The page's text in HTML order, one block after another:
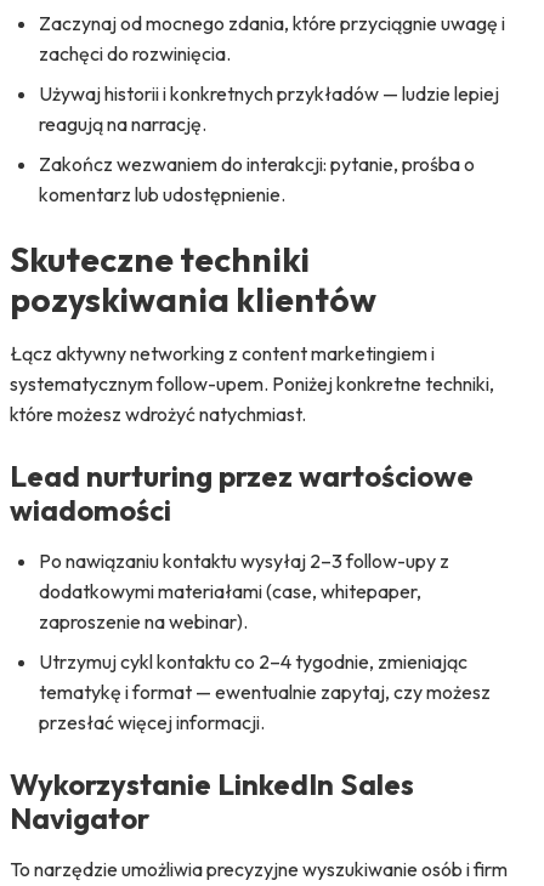
Zaczynaj od mocnego zdania, które przyciągnie uwagę i
zachęci do rozwinięcia.
Używaj historii i konkretnych przykładów — ludzie lepiej
reagują na narrację.
Zakończ wezwaniem do interakcji: pytanie, prośba o
komentarz lub udostępnienie.
Skuteczne techniki
pozyskiwania klientów
Łącz aktywny networking z content marketingiem i
systematycznym follow-upem. Poniżej konkretne techniki,
które możesz wdrożyć natychmiast.
Lead nurturing przez wartościowe
wiadomości
Po nawiązaniu kontaktu wysyłaj 2–3 follow-upy z
dodatkowymi materiałami (case, whitepaper,
zaproszenie na webinar).
Utrzymuj cykl kontaktu co 2–4 tygodnie, zmieniając
tematykę i format — ewentualnie zapytaj, czy możesz
przesłać więcej informacji.
Wykorzystanie LinkedIn Sales
Navigator
To narzędzie umożliwia precyzyjne wyszukiwanie osób i firm